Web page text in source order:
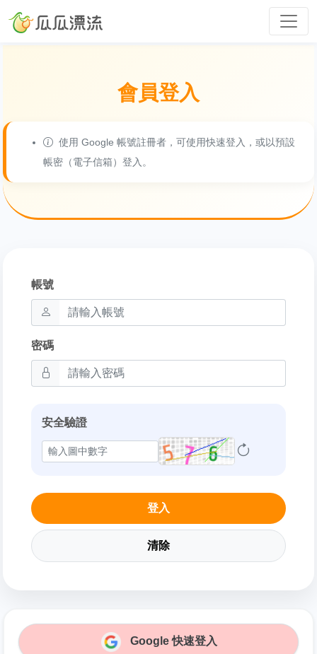
會員登入
使用 Google 帳號註冊者，可使用快速登入，或以預設
帳密（電子信箱）登入。
帳號
密碼
安全驗證
登入
清除
Google 快速登入